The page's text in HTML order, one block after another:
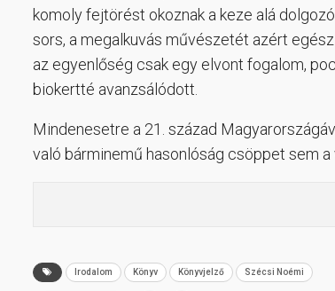
komoly fejtörést okoznak a keze alá
sors, a megalkuvás művészetét azért
az egyenlőség csak egy elvont fogalom,
biokertté avanzsálódott.
Mindenesetre a 21. század
való bárminemű hasonlóság csöppet sem a
Irodalom Könyv Könyvjelző Szécsi Noémi